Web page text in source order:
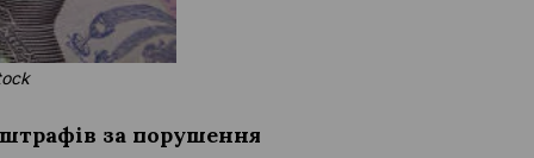
за порушення